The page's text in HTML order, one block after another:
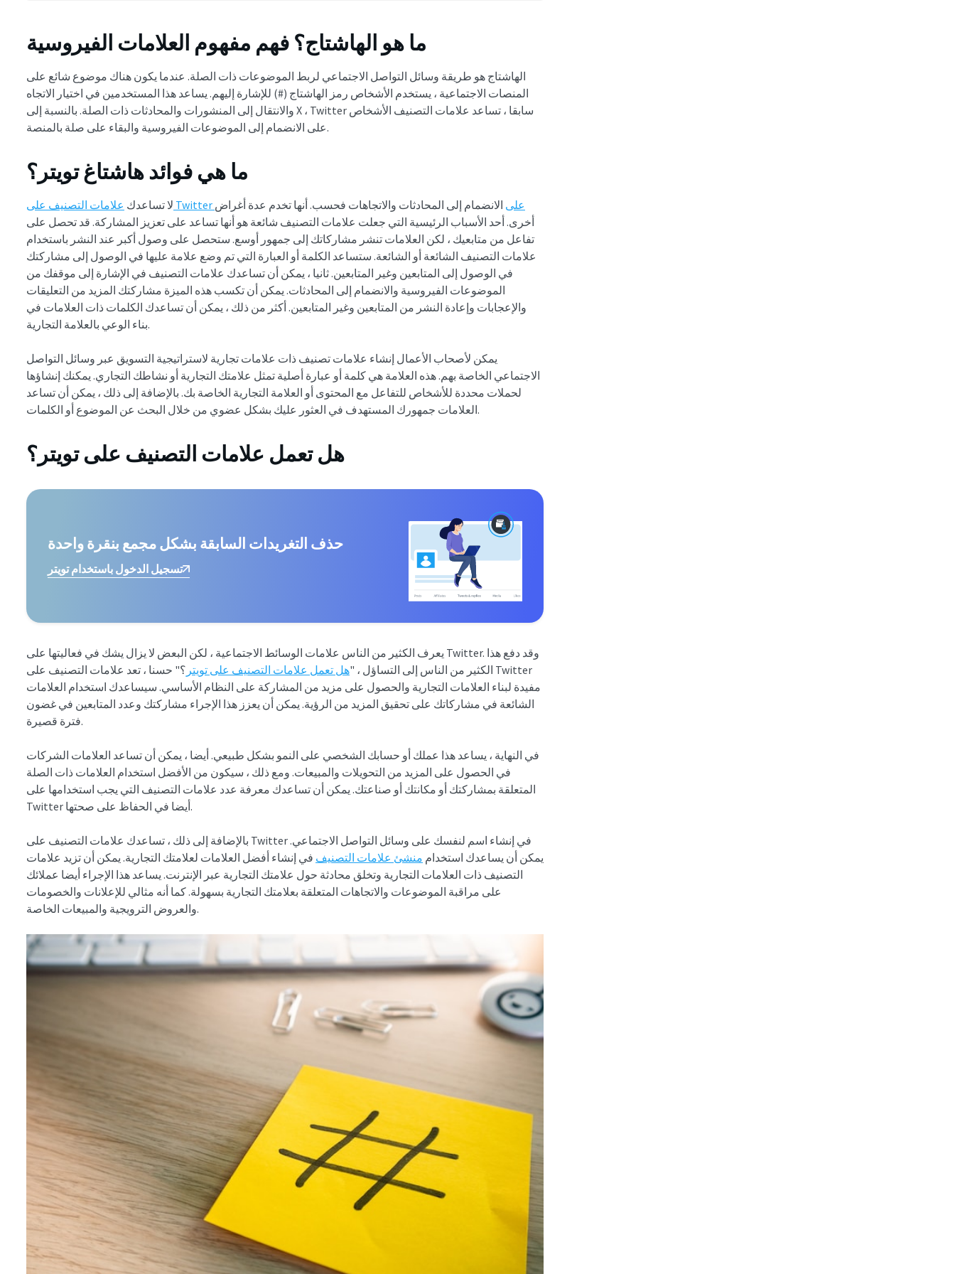
ما هو الهاشتاج؟ فهم مفهوم العلامات الفيروسية
الهاشتاج هو طريقة وسائل التواصل الاجتماعي لربط الموضوعات ذات الصلة. عندما يكون هناك موضوع شائع على
المنصات الاجتماعية ، يستخدم الأشخاص رمز الهاشتاج (#) للإشارة إليهم. يساعد هذا المستخدمين في اختيار الاتجاه
والانتقال إلى المنشورات والمحادثات ذات الصلة. بالنسبة إلى X ، Twitter سابقا ، تساعد علامات التصنيف الأشخاص
على الانضمام إلى الموضوعات الفيروسية والبقاء على صلة بالمنصة.
ما هي فوائد هاشتاغ تويتر؟
لا تساعدك علامات التصنيف على Twitter على الانضمام إلى المحادثات والاتجاهات فحسب. أنها تخدم عدة أغراض
أخرى. أحد الأسباب الرئيسية التي جعلت علامات التصنيف شائعة هو أنها تساعد على تعزيز المشاركة. قد تحصل على
تفاعل من متابعيك ، لكن العلامات تنشر مشاركاتك إلى جمهور أوسع. ستحصل على وصول أكبر عند النشر باستخدام
علامات التصنيف الشائعة أو الشائعة. ستساعد الكلمة أو العبارة التي تم وضع علامة عليها في الوصول إلى مشاركتك
في الوصول إلى المتابعين وغير المتابعين. ثانيا ، يمكن أن تساعدك علامات التصنيف في الإشارة إلى موقفك من
الموضوعات الفيروسية والانضمام إلى المحادثات. يمكن أن تكسب هذه الميزة مشاركتك المزيد من التعليقات
والإعجابات وإعادة النشر من المتابعين وغير المتابعين. أكثر من ذلك ، يمكن أن تساعدك الكلمات ذات العلامات في
بناء الوعي بالعلامة التجارية.
يمكن لأصحاب الأعمال إنشاء علامات تصنيف ذات علامات تجارية لاستراتيجية التسويق عبر وسائل التواصل
الاجتماعي الخاصة بهم. هذه العلامة هي كلمة أو عبارة أصلية تمثل علامتك التجارية أو نشاطك التجاري. يمكنك إنشاؤها
لحملات محددة للأشخاص للتفاعل مع المحتوى أو العلامة التجارية الخاصة بك. بالإضافة إلى ذلك ، يمكن أن تساعد
العلامات جمهورك المستهدف في العثور عليك بشكل عضوي من خلال البحث عن الموضوع أو الكلمات.
هل تعمل علامات التصنيف على تويتر؟
حذف التغريدات السابقة بشكل مجمع بنقرة واحدة
تسجيل الدخول باستخدام تويتر
يعرف الكثير من الناس علامات الوسائط الاجتماعية ، لكن البعض لا يزال يشك في فعاليتها على Twitter. وقد دفع هذا
الكثير من الناس إلى التساؤل ، "هل تعمل علامات التصنيف على تويتر ؟" حسنا ، تعد علامات التصنيف على Twitter
مفيدة لبناء العلامات التجارية والحصول على مزيد من المشاركة على النظام الأساسي. سيساعدك استخدام العلامات
الشائعة في مشاركاتك على تحقيق المزيد من الرؤية. يمكن أن يعزز هذا الإجراء مشاركتك وعدد المتابعين في غضون
فترة قصيرة.
في النهاية ، يساعد هذا عملك أو حسابك الشخصي على النمو بشكل طبيعي. أيضا ، يمكن أن تساعد العلامات الشركات
في الحصول على المزيد من التحويلات والمبيعات. ومع ذلك ، سيكون من الأفضل استخدام العلامات ذات الصلة
المتعلقة بمشاركتك أو مكانتك أو صناعتك. يمكن أن تساعدك معرفة عدد علامات التصنيف التي يجب استخدامها على
Twitter أيضا في الحفاظ على صحتها.
بالإضافة إلى ذلك ، تساعدك علامات التصنيف على Twitter في إنشاء اسم لنفسك على وسائل التواصل الاجتماعي.
يمكن أن يساعدك استخدام منشئ علامات التصنيف في إنشاء أفضل العلامات لعلامتك التجارية. يمكن أن تزيد علامات
التصنيف ذات العلامات التجارية وتخلق محادثة حول علامتك التجارية عبر الإنترنت. يساعد هذا الإجراء أيضا عملائك
على مراقبة الموضوعات والاتجاهات المتعلقة بعلامتك التجارية بسهولة. كما أنه مثالي للإعلانات والخصومات
والعروض الترويجية والمبيعات الخاصة.